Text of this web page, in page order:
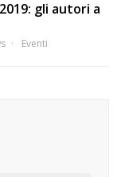
gli autori a
Eventi